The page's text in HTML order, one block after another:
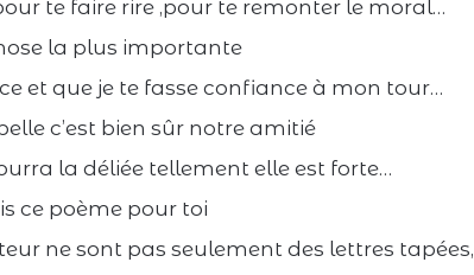
te faire rire ,pour te remonter le moral…
la plus importante
et que je te fasse confiance à mon tour…
c’est bien sûr notre amitié
la déliée tellement elle est forte…
ce poème pour toi
ne sont pas seulement des lettres tapées,